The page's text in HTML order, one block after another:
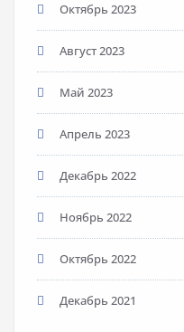
Октябрь 2023
Август 2023
Май 2023
Апрель 2023
Декабрь 2022
Ноябрь 2022
Октябрь 2022
Декабрь 2021